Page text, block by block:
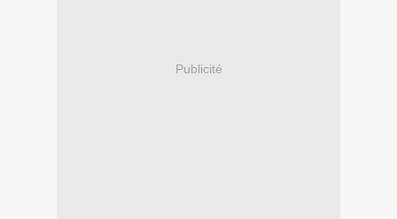
Publicité